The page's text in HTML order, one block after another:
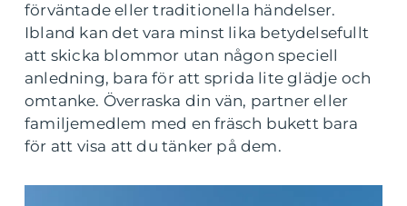
förväntade eller traditionella händelser.
Ibland kan det vara minst lika betydelsefullt
att skicka blommor utan någon speciell
anledning, bara för att sprida lite glädje och
omtanke. Överraska din vän, partner eller
familjemedlem med en fräsch bukett bara
för att visa att du tänker på dem.